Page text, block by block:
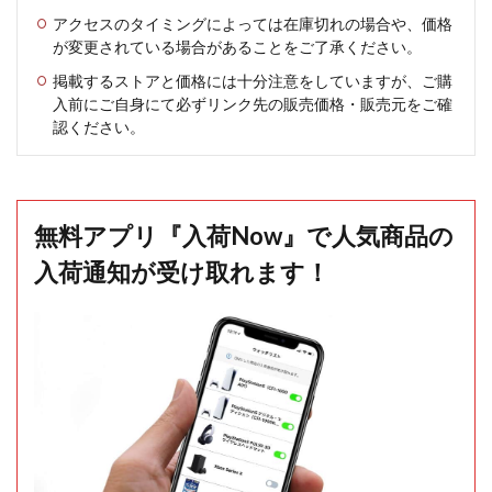
アクセスのタイミングによっては在庫切れの場合や、価格
が変更されている場合があることをご了承ください。
掲載するストアと価格には十分注意をしていますが、ご購
入前にご自身にて必ずリンク先の販売価格・販売元をご確
認ください。
無料アプリ『入荷Now』で人気商品の
入荷通知が受け取れます！